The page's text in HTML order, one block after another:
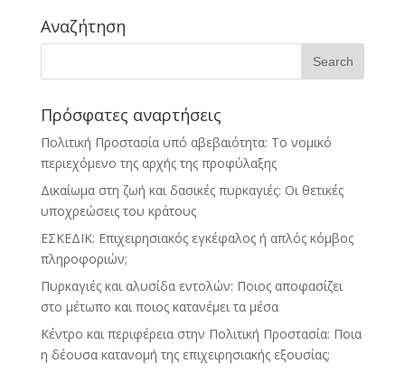
Αναζήτηση
Πρόσφατες αναρτήσεις
Πολιτική Προστασία υπό αβεβαιότητα: Το νομικό
περιεχόμενο της αρχής της προφύλαξης
Δικαίωμα στη ζωή και δασικές πυρκαγιές: Οι θετικές
υποχρεώσεις του κράτους
ΕΣΚΕΔΙΚ: Επιχειρησιακός εγκέφαλος ή απλός κόμβος
πληροφοριών;
Πυρκαγιές και αλυσίδα εντολών: Ποιος αποφασίζει
στο μέτωπο και ποιος κατανέμει τα μέσα
Κέντρο και περιφέρεια στην Πολιτική Προστασία: Ποια
η δέουσα κατανομή της επιχειρησιακής εξουσίας;